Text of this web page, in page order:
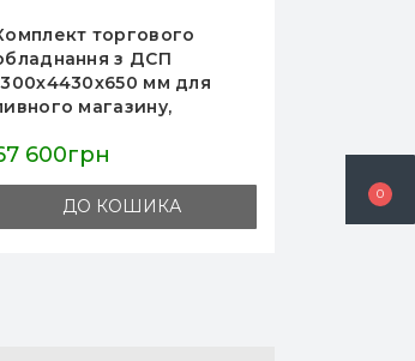
0
Касовий прилавок для
магазину, меблі для каси,
місткий, простий монтаж,
обладнання для торгових
13 531грн
ДО КОШИКА